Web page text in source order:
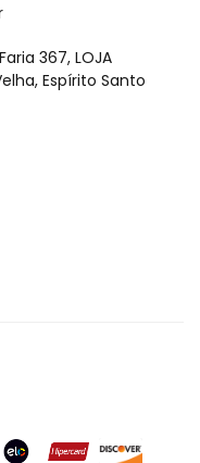
367, LOJA
Espírito Santo